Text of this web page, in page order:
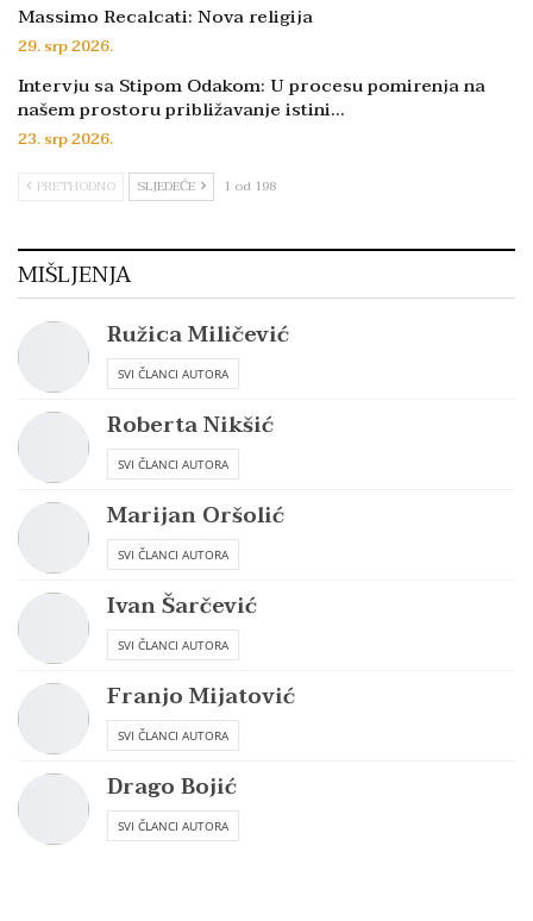
Massimo Recalcati: Nova religija
29. srp 2026.
Intervju sa Stipom Odakom: U procesu pomirenja na
našem prostoru približavanje istini…
23. srp 2026.
PRETHODNO SLJEDEĆE 1 od 198
MIŠLJENJA
Ružica Miličević
SVI ČLANCI AUTORA
Roberta Nikšić
SVI ČLANCI AUTORA
Marijan Oršolić
SVI ČLANCI AUTORA
Ivan Šarčević
SVI ČLANCI AUTORA
Franjo Mijatović
SVI ČLANCI AUTORA
Drago Bojić
SVI ČLANCI AUTORA